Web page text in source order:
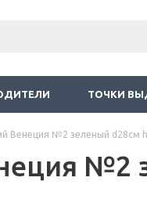
ТОЧКИ
Венеция №2 зеленый d28см
№2